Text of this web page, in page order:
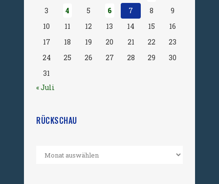
3
4 5 6 7 8
9
10
11 12 13 14 15
16
17
18 19 20 21 22
23
24
25 26 27 28 29
30
31
« Juli
RÜCKSCHAU